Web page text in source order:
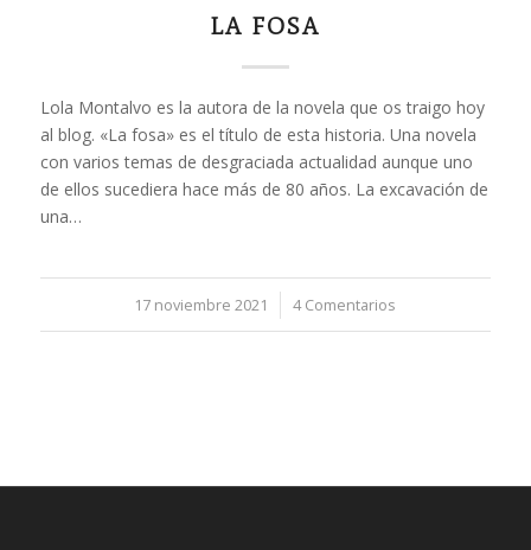
LA FOSA
Lola Montalvo es la autora de la novela que os traigo hoy
al blog. «La fosa» es el título de esta historia. Una novela
con varios temas de desgraciada actualidad aunque uno
de ellos sucediera hace más de 80 años. La excavación de
una…
17 noviembre 2021
/ 4 Comentarios